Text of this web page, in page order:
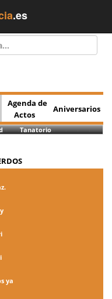
.es
Agenda de
Actos
Aniversarios
Tanatorio
ya